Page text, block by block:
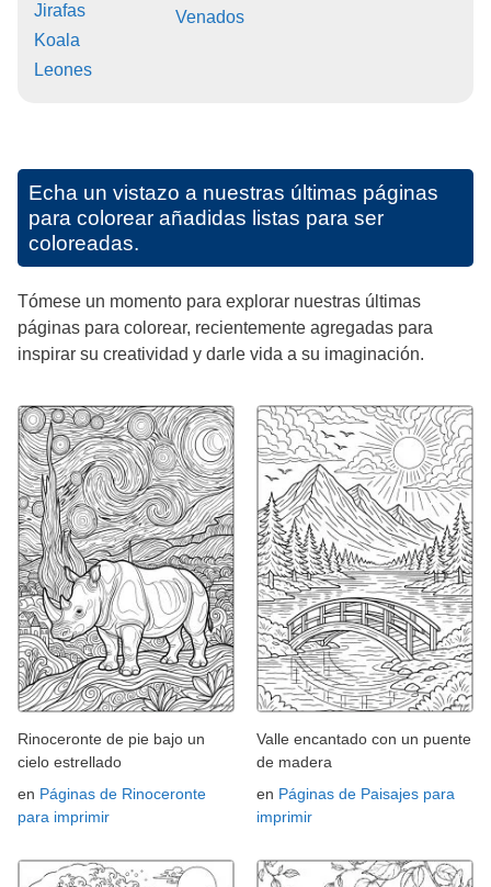
Jirafas
Koala
Leones
Venados
Echa un vistazo a nuestras últimas páginas
para colorear añadidas listas para ser
coloreadas.
Tómese un momento para explorar nuestras últimas
páginas para colorear, recientemente agregadas para
inspirar su creatividad y darle vida a su imaginación.
Rinoceronte de pie bajo un
cielo estrellado
en Páginas de Rinoceronte
para imprimir
Valle encantado con un puente
de madera
en Páginas de Paisajes para
imprimir